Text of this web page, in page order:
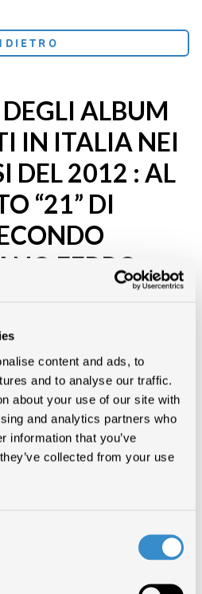
content and ads, to
and to analyse our traffic.
about your use of our site with
and analytics partners who
information that you’ve
collected from your use
ALBUM
IN ITALIA NEI
DEL 2012 : AL
“21” DI
FERRO
VASCO ROSSI
è stato invece il singolo più scaricato
metà del Cielo”. “Sarò libera” di
mentre Biagio Antonacci con “Sapessi
con “Ancora di più – Cinque passi in